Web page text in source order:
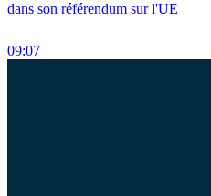
dans son référendum sur l'UE
09:07